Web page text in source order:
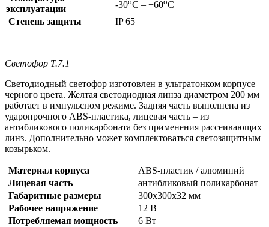
эксплуатации
-30 С – +60 С
Степень защиты
IP 65
Светофор Т.7.1
Светодиодный светофор изготовлен в ультратонком корпусе
черного цвета. Желтая светодиодная линза диаметром 200 мм
работает в импульсном режиме. Задняя часть выполнена из
ударопрочного ABS-пластика, лицевая часть – из
антибликового поликарбоната без применения рассеивающих
линз. Дополнительно может комплектоваться светозащитным
козырьком.
Материал корпуса
ABS-пластик / алюминий
Лицевая часть
антибликовый поликарбонат
Габаритные размеры
300х300х32 мм
Рабочее напряжение
12 В
Потребляемая мощность
6 Вт